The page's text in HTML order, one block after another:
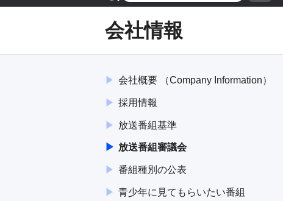
会社情報
会社概要 （Company Information）
採用情報
放送番組基準
放送番組審議会
番組種別の公表
青少年に見てもらいたい番組